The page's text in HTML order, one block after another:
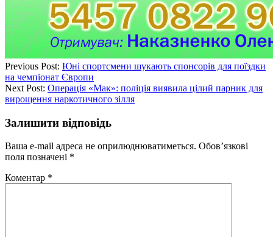
Previous Post: Юні спортсмени шукають спонсорів для поїздки
на чемпіонат Європи
Next Post: Операція «Мак»: поліція виявила цілий парник для
вирощення наркотичного зілля
Залишити відповідь
Ваша e-mail адреса не оприлюднюватиметься. Обов’язкові
поля позначені *
Коментар *